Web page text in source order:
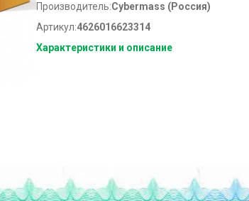
Производитель:Cybermass (Россия)
Артикул:4626016623314
Характеристики и описание